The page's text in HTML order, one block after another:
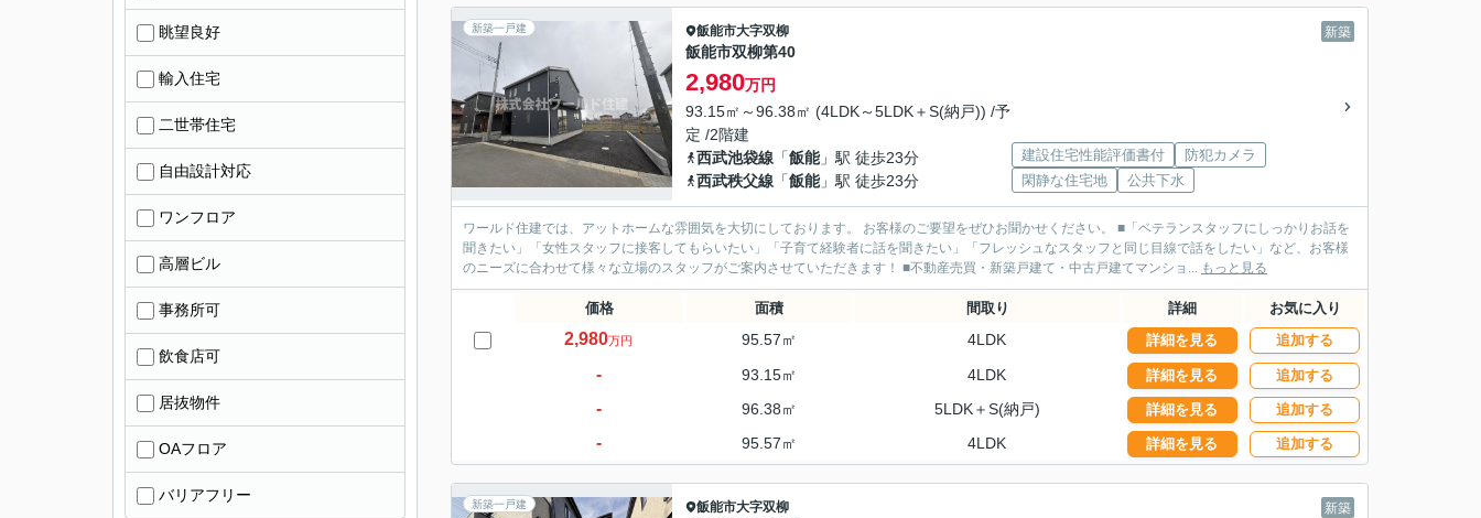
新築一戸建 新築
飯能市大字双柳
飯能市双柳第40
2,980万円
93.15㎡～96.38㎡ (4LDK～5LDK＋S(納戸)) /予
定 /2階建
西武池袋線 「飯能」駅 徒歩23分
西武秩父線 「飯能」駅 徒歩23分
建設住宅性能評価書付
防犯カメラ
閑静な住宅地
公共下水
ワールド住建では、アットホームな雰囲気を大切にしております。 お客様のご要望をぜひお聞かせください。 ■「ベテランスタッフにしっかりお話を
聞きたい」「女性スタッフに接客してもらいたい」「子育て経験者に話を聞きたい」「フレッシュなスタッフと同じ目線で話をしたい」など、お客様
のニーズに合わせて様々な立場のスタッフがご案内させていただきます！ ■不動産売買・新築戸建て・中古戸建てマンショ... もっと見る
価格 面積 間取り 詳細 お気に入り
2,980万円 95.57㎡ 4LDK 詳細を見る 追加する
- 93.15㎡ 4LDK 詳細を見る 追加する
- 96.38㎡ 5LDK＋S(納戸) 詳細を見る 追加する
- 95.57㎡ 4LDK 詳細を見る 追加する
新築一戸建 新築
飯能市大字双柳
眺望良好
輸入住宅
二世帯住宅
自由設計対応
ワンフロア
高層ビル
事務所可
飲食店可
居抜物件
OAフロア
バリアフリー